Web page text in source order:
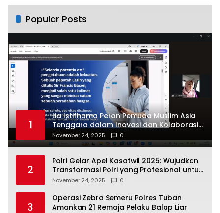
Popular Posts
1
Lia Istifhama Peran Pemuda Muslim Asia
Tenggara dalam Inovasi dan Kolaborasi
Internasional
November 24, 2025 0
2
Polri Gelar Apel Kasatwil 2025: Wujudkan
Transformasi Polri yang Profesional untuk
Masyarakat
November 24, 2025 0
3
Operasi Zebra Semeru Polres Tuban
Amankan 21 Remaja Pelaku Balap Liar